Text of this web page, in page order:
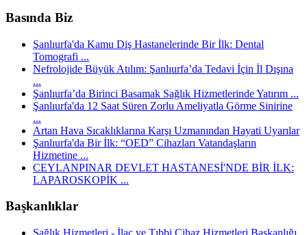
Basında Biz
Şanlıurfa'da Kamu Diş Hastanelerinde Bir İlk: Dental
Tomografi ...
Nefrolojide Büyük Atılım: Şanlıurfa’da Tedavi İçin İl Dışına
...
Şanlıurfa’da Birinci Basamak Sağlık Hizmetlerinde Yatırım ...
Şanlıurfa'da 12 Saat Süren Zorlu Ameliyatla Görme Sinirine
...
Artan Hava Sıcaklıklarına Karşı Uzmanından Hayati Uyarılar
Şanlıurfa'da Bir İlk: “OED” Cihazları Vatandaşların
Hizmetine ...
CEYLANPINAR DEVLET HASTANESİ'NDE BİR İLK:
LAPAROSKOPİK ...
Başkanlıklar
Sağlık Hizmetleri - İlaç ve Tıbbi Cihaz Hizmetleri Başkanlığı